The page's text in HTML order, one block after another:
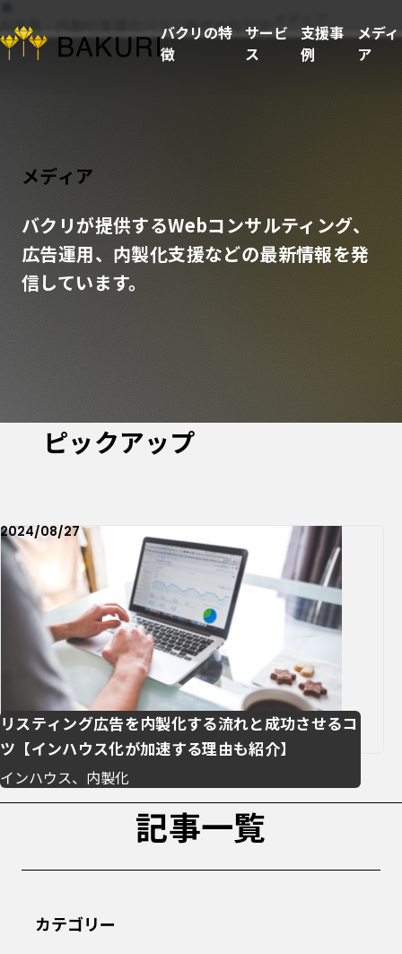
バクリの特
徴
サービ
ス
支援事
例
メディ
ア
AI活用・内製化支援のバクリ株式会社TOP
メディア
バクリが提供するWebコンサルティング、
広告運用、内製化支援などの最新情報を発
信しています。
ピックアップ
リスティング広告を内製化する流れと成功させるコ
ツ【インハウス化が加速する理由も紹介】
インハウス、内製化
2024/08/27
記事一覧
カテゴリー